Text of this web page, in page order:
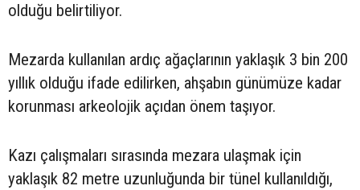
olduğu belirtiliyor.
Mezarda kullanılan ardıç ağaçlarının yaklaşık 3 bin 200
yıllık olduğu ifade edilirken, ahşabın günümüze kadar
korunması arkeolojik açıdan önem taşıyor.
Kazı çalışmaları sırasında mezara ulaşmak için
yaklaşık 82 metre uzunluğunda bir tünel kullanıldığı,